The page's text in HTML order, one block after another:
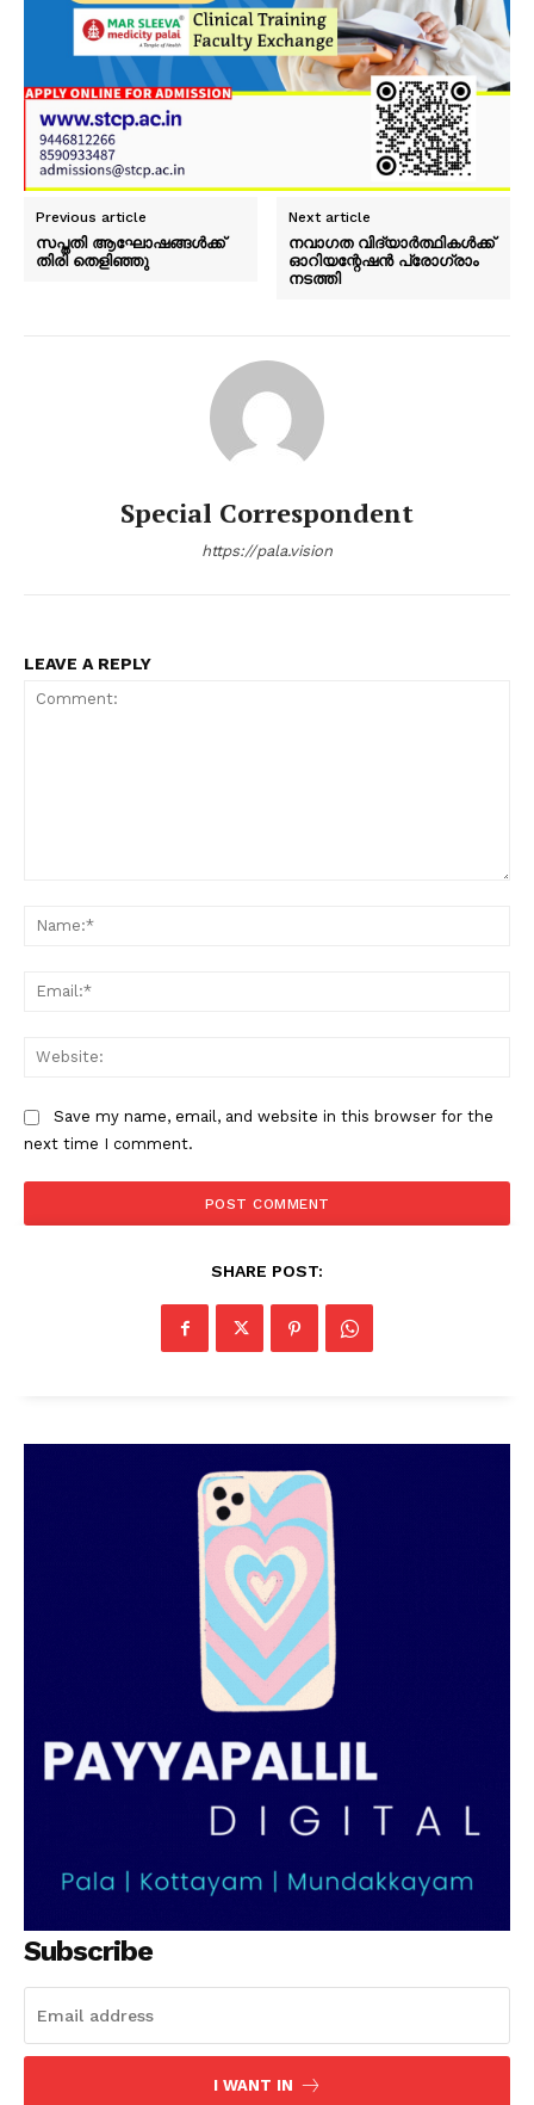
Previous article
സപ്തതി ആഘോഷങ്ങൾക്ക്
തിരി തെളിഞ്ഞു
Next article
നവാഗത വിദ്യാർത്ഥികൾക്ക്
ഓറിയന്റേഷൻ പ്രോഗ്രാം
നടത്തി
Special Correspondent
https://pala.vision
LEAVE A REPLY
Save my name, email, and website in this browser for the
next time I comment.
SHARE POST:
Subscribe
I WANT IN